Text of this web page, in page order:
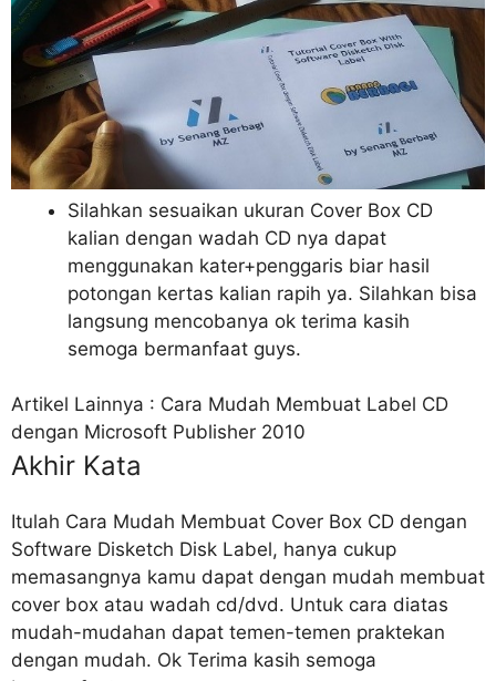
Silahkan sesuaikan ukuran Cover Box CD
kalian dengan wadah CD nya dapat
menggunakan kater+penggaris biar hasil
potongan kertas kalian rapih ya. Silahkan bisa
langsung mencobanya ok terima kasih
semoga bermanfaat guys.
Artikel Lainnya : Cara Mudah Membuat Label CD
dengan Microsoft Publisher 2010
Akhir Kata
Itulah Cara Mudah Membuat Cover Box CD dengan
Software Disketch Disk Label, hanya cukup
memasangnya kamu dapat dengan mudah membuat
cover box atau wadah cd/dvd. Untuk cara diatas
mudah-mudahan dapat temen-temen praktekan
dengan mudah. Ok Terima kasih semoga